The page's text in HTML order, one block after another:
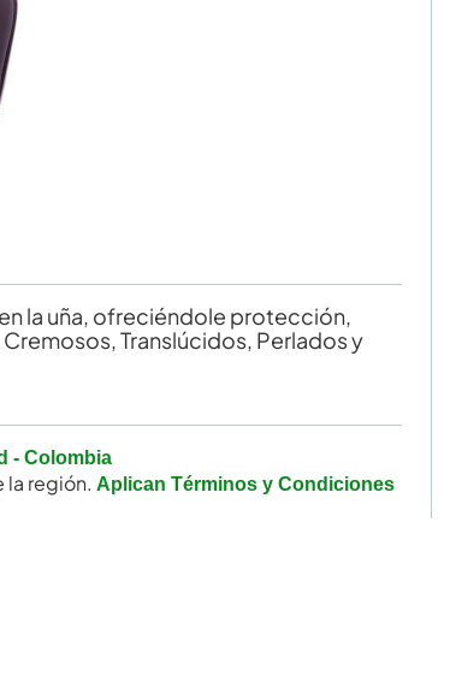
la uña, ofreciéndole protección,
Translúcidos, Perlados y
- Colombia
región. Aplican Términos y Condiciones